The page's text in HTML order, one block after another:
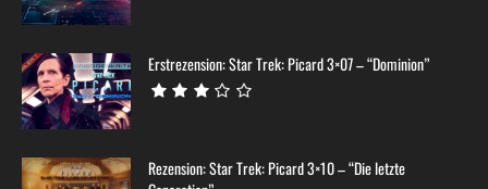
Erstrezension: Star Trek: Picard 3×07 – “Dominion”
Rezension: Star Trek: Picard 3×10 – “Die letzte